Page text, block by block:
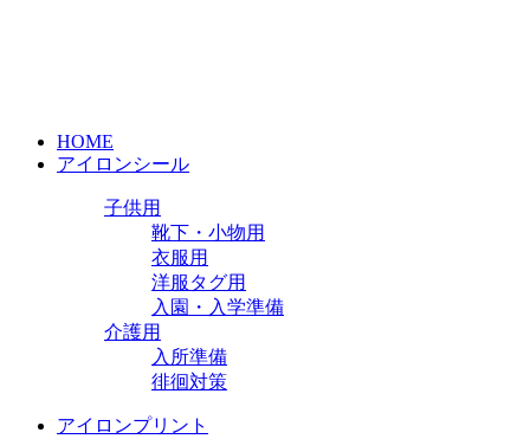
HOME
アイロンシール
子供用
靴下・小物用
衣服用
洋服タグ用
入園・入学準備
介護用
入所準備
徘徊対策
アイロンプリント